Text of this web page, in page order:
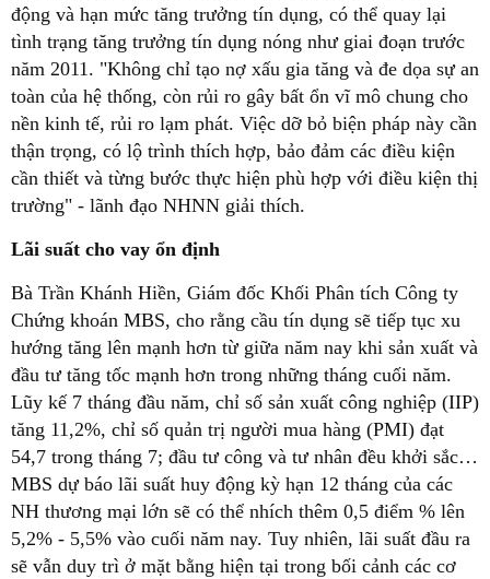
động và hạn mức tăng trưởng tín dụng, có thể quay lại
tình trạng tăng trưởng tín dụng nóng như giai đoạn trước
năm 2011. "Không chỉ tạo nợ xấu gia tăng và đe dọa sự an
toàn của hệ thống, còn rủi ro gây bất ổn vĩ mô chung cho
nền kinh tế, rủi ro lạm phát. Việc dỡ bỏ biện pháp này cần
thận trọng, có lộ trình thích hợp, bảo đảm các điều kiện
cần thiết và từng bước thực hiện phù hợp với điều kiện thị
trường" - lãnh đạo NHNN giải thích.
Lãi suất cho vay ổn định
Bà Trần Khánh Hiền, Giám đốc Khối Phân tích Công ty
Chứng khoán MBS, cho rằng cầu tín dụng sẽ tiếp tục xu
hướng tăng lên mạnh hơn từ giữa năm nay khi sản xuất và
đầu tư tăng tốc mạnh hơn trong những tháng cuối năm.
Lũy kế 7 tháng đầu năm, chỉ số sản xuất công nghiệp (IIP)
tăng 11,2%, chỉ số quản trị người mua hàng (PMI) đạt
54,7 trong tháng 7; đầu tư công và tư nhân đều khởi sắc…
MBS dự báo lãi suất huy động kỳ hạn 12 tháng của các
NH thương mại lớn sẽ có thể nhích thêm 0,5 điểm % lên
5,2% - 5,5% vào cuối năm nay. Tuy nhiên, lãi suất đầu ra
sẽ vẫn duy trì ở mặt bằng hiện tại trong bối cảnh các cơ